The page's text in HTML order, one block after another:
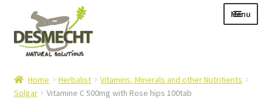
navigation
content
Menu
child
Home Herbalist
Vitamins, Minerals and other Nutritients
Solgar
Vitamine C 500mg with Rose hips 100tab